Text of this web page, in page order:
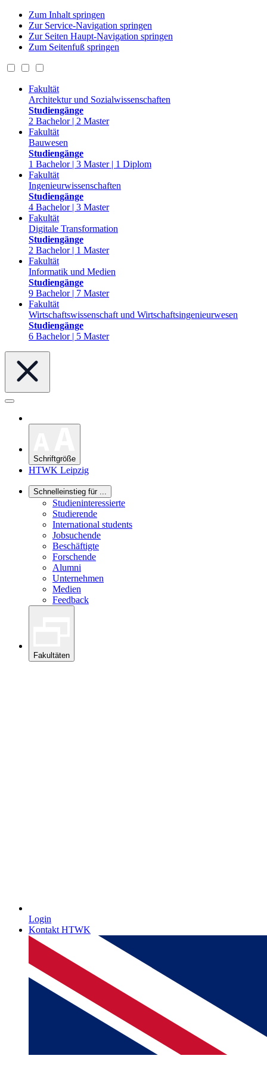
Zum Inhalt springen
Zur Service-Navigation springen
Zur Seiten Haupt-Navigation springen
Zum Seitenfuß springen
Fakultät
Architektur und Sozialwissenschaften
Studiengänge
2 Bachelor | 2 Master
Fakultät
Bauwesen
Studiengänge
1 Bachelor | 3 Master | 1 Diplom
Fakultät
Ingenieurwissenschaften
Studiengänge
4 Bachelor | 3 Master
Fakultät
Digitale Transformation
Studiengänge
2 Bachelor | 1 Master
Fakultät
Informatik und Medien
Studiengänge
9 Bachelor | 7 Master
Fakultät
Wirtschaftswissenschaft und Wirtschaftsingenieurwesen
Studiengänge
6 Bachelor | 5 Master
Schriftgröße
HTWK Leipzig
Schnelleinstieg für ...
Studieninteressierte
Studierende
International students
Jobsuchende
Beschäftigte
Forschende
Alumni
Unternehmen
Medien
Feedback
Fakultäten
Login
Kontakt HTWK